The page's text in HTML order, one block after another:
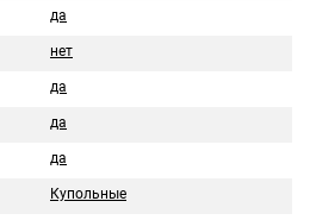
да
нет
да
да
да
Купольные